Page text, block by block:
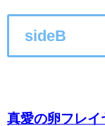
sideB
真愛の卵フレイ